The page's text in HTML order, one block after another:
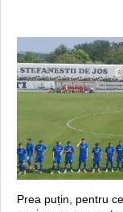
Prea puțin, pentru